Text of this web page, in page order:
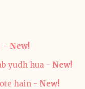
- New!
yudh hua - New!
hain - New!